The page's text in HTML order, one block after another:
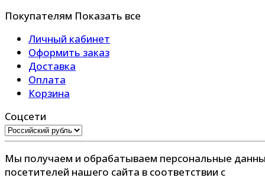
Покупателям Показать все
Личный кабинет
Оформить заказ
Доставка
Оплата
Корзина
Соцсети
Мы получаем и обрабатываем персональные
посетителей нашего сайта в соответствии с